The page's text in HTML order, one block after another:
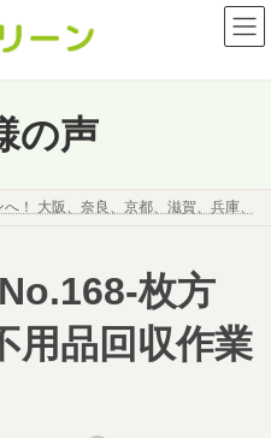
の声
！ 大阪、奈良、京都、滋賀、兵庫、
枚方
用品回収作業